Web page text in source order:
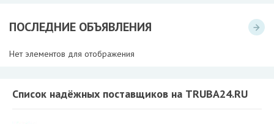
ПОСЛЕДНИЕ ОБЪЯВЛЕНИЯ
Нет элементов для отображения
Список надёжных поставщиков на TRUBA24.RU